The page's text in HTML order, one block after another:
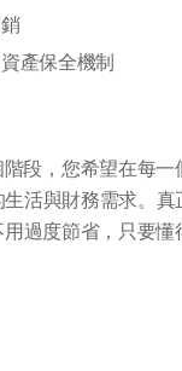
產保全機制
段，您希望在每
活與財務需求。
過度節省，只要